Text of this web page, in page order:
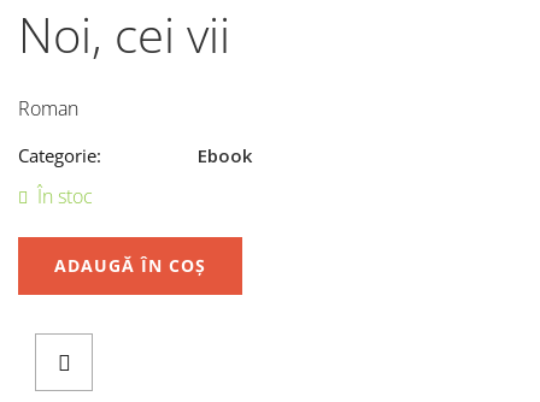
Noi, cei vii
Roman
Categorie: Ebook
În stoc
ADAUGĂ ÎN COȘ